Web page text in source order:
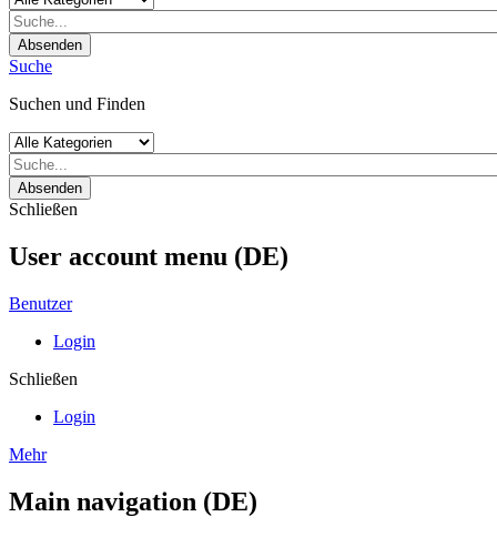
Absenden
Suche
Suchen und Finden
Absenden
Schließen
User account menu (DE)
Benutzer
Login
Schließen
Login
Mehr
Main navigation (DE)